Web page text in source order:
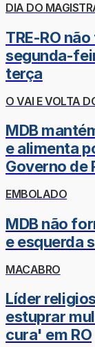
DIA DO
TRE-RO
segunda-
terça
O VAI E VOLTA
MDB
e alimenta
Governo de
EMBOLADO
MDB não
e esquerda
MACABRO
Líder
estuprar
cura' em RO